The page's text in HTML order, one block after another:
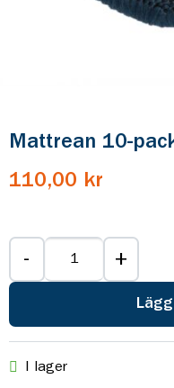
Mattrean 10-
110,00 kr
- +
I lager